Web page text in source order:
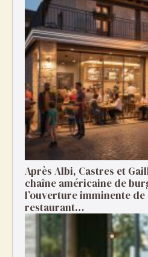
Après Albi, Castres et
chaîne américaine de
l’ouverture imminente de
restaurant…